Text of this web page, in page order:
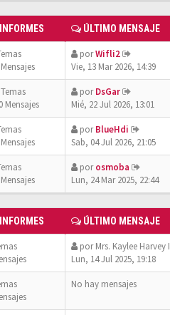
INFORMES ÚLTIMO MENSAJE
porWifli2
Vie, 13 Mar 2026, 14:39
Mensajes
porDsGar
Mié, 22 Jul 2026, 13:01
porBlueHdi
Sab, 04 Jul 2026, 21:05
porosmoba
Lun, 24 Mar 2025, 22:44
INFORMES ÚLTIMO MENSAJE
porMrs. Kaylee Harvey I
Lun, 14 Jul 2025, 19:18
No hay mensajes